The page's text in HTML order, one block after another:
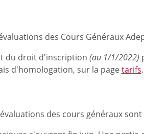
des Cours Généraux
du droit d'inscription (au 1/1/2022)
d'homologation, sur la pagetarifs.
des cours généraux